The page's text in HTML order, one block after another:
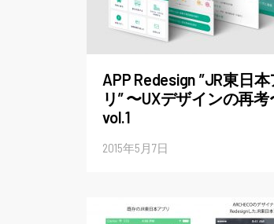
APP Redesign ”JR東日
リ” 〜UXデザインの再考
vol.1
2015年5月7日